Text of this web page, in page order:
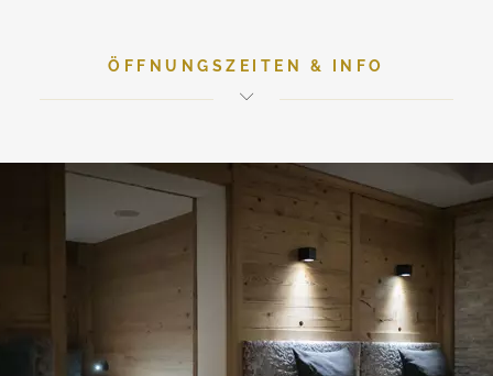
ÖFFNUNGSZEITEN & INFO
Wellnesstasche
mit kuscheligem Bademantel und -schlappen
wartet im Zimmer
Öffnungszeiten:
Saunalandschaft (Adults only): 15.00 – 19.00 Uhr
Sky-Lounge: 07.30 – 19.00 Uhr & 20.00 – 23.00 Uhr
Beheizter Aussenpool: 07.30 – 19.00 Uhr
Panoramasauna: 15.00 – 19.00 Uhr